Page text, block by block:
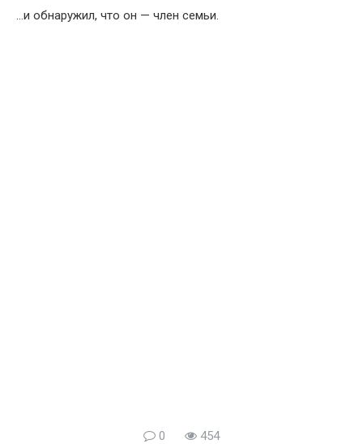
…и обнаружил, что он — член семьи.
0 454